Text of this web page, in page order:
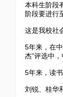
本科生阶段
阶段要进行
这是我校社
5年来，在
杰”评选中
5年来，读
刘锐、桂华